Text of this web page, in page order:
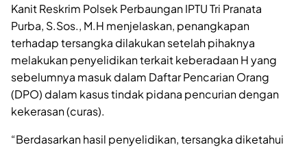
Kanit Reskrim Polsek Perbaungan IPTU Tri Pranata
Purba, S.Sos., M.H menjelaskan, penangkapan
terhadap tersangka dilakukan setelah pihaknya
melakukan penyelidikan terkait keberadaan H yang
sebelumnya masuk dalam Daftar Pencarian Orang
(DPO) dalam kasus tindak pidana pencurian dengan
kekerasan (curas).
“Berdasarkan hasil penyelidikan, tersangka diketahui